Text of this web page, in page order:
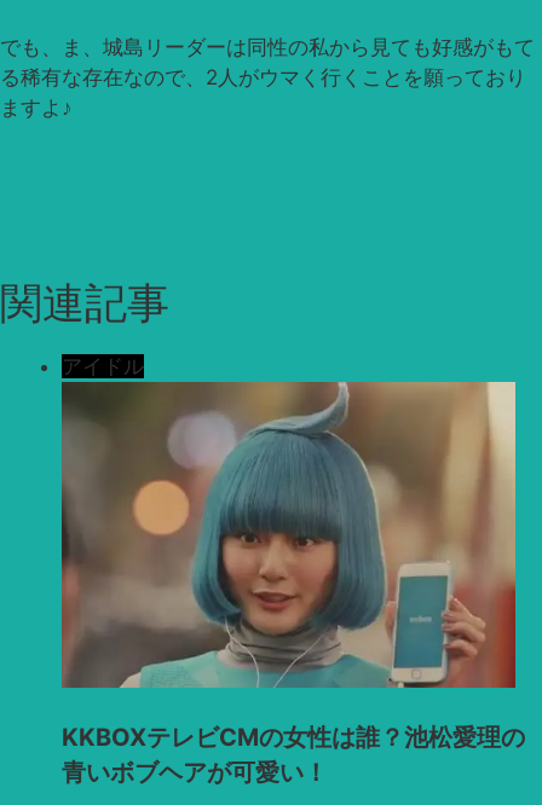
でも、ま、城島リーダーは同性の私から見ても好感がもて
る稀有な存在なので、2人がウマく行くことを願っており
ますよ♪
関連記事
アイドル
KKBOXテレビCMの女性は誰？池松愛理の
青いボブヘアが可愛い！